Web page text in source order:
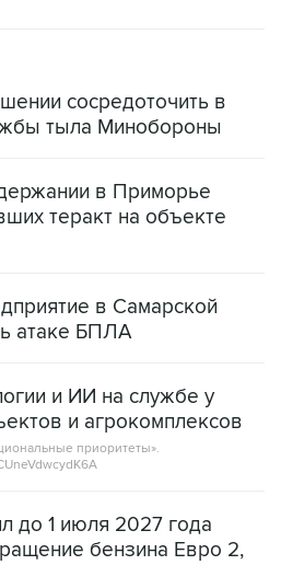
сосредоточить в
тыла Минобороны
в Приморье
теракт на объекте
в Самарской
атаке БПЛА
и ИИ на службе у
и агрокомплексов
приоритеты».
до 1 июля 2027 года
бензина Евро 2,